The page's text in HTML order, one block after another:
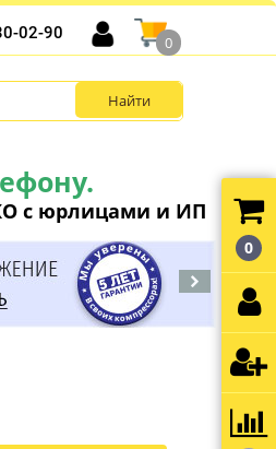
с юрлицами и ИП
02-90
0
0